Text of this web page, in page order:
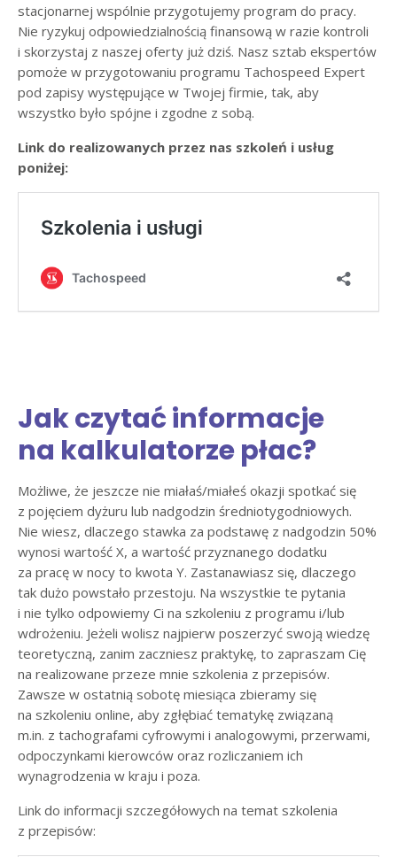
stacjonarnej wspólnie przygotujemy program do pracy.
Nie ryzykuj odpowiedzialnością finansową w razie kontroli
i skorzystaj z naszej oferty już dziś. Nasz sztab ekspertów
pomoże w przygotowaniu programu Tachospeed Expert
pod zapisy występujące w Twojej firmie, tak, aby
wszystko było spójne i zgodne z sobą.
Link do realizowanych przez nas szkoleń i usług
poniżej:
Jak czytać informacje
na kalkulatorze płac?
Możliwe, że jeszcze nie miałaś/miałeś okazji spotkać się
z pojęciem dyżuru lub nadgodzin średniotygodniowych.
Nie wiesz, dlaczego stawka za podstawę z nadgodzin 50%
wynosi wartość X, a wartość przyznanego dodatku
za pracę w nocy to kwota Y. Zastanawiasz się, dlaczego
tak dużo powstało przestoju. Na wszystkie te pytania
i nie tylko odpowiemy Ci na szkoleniu z programu i/lub
wdrożeniu. Jeżeli wolisz najpierw poszerzyć swoją wiedzę
teoretyczną, zanim zaczniesz praktykę, to zapraszam Cię
na realizowane przeze mnie szkolenia z przepisów.
Zawsze w ostatnią sobotę miesiąca zbieramy się
na szkoleniu online, aby zgłębiać tematykę związaną
m.in. z tachografami cyfrowymi i analogowymi, przerwami,
odpoczynkami kierowców oraz rozliczaniem ich
wynagrodzenia w kraju i poza.
Link do informacji szczegółowych na temat szkolenia
z przepisów: